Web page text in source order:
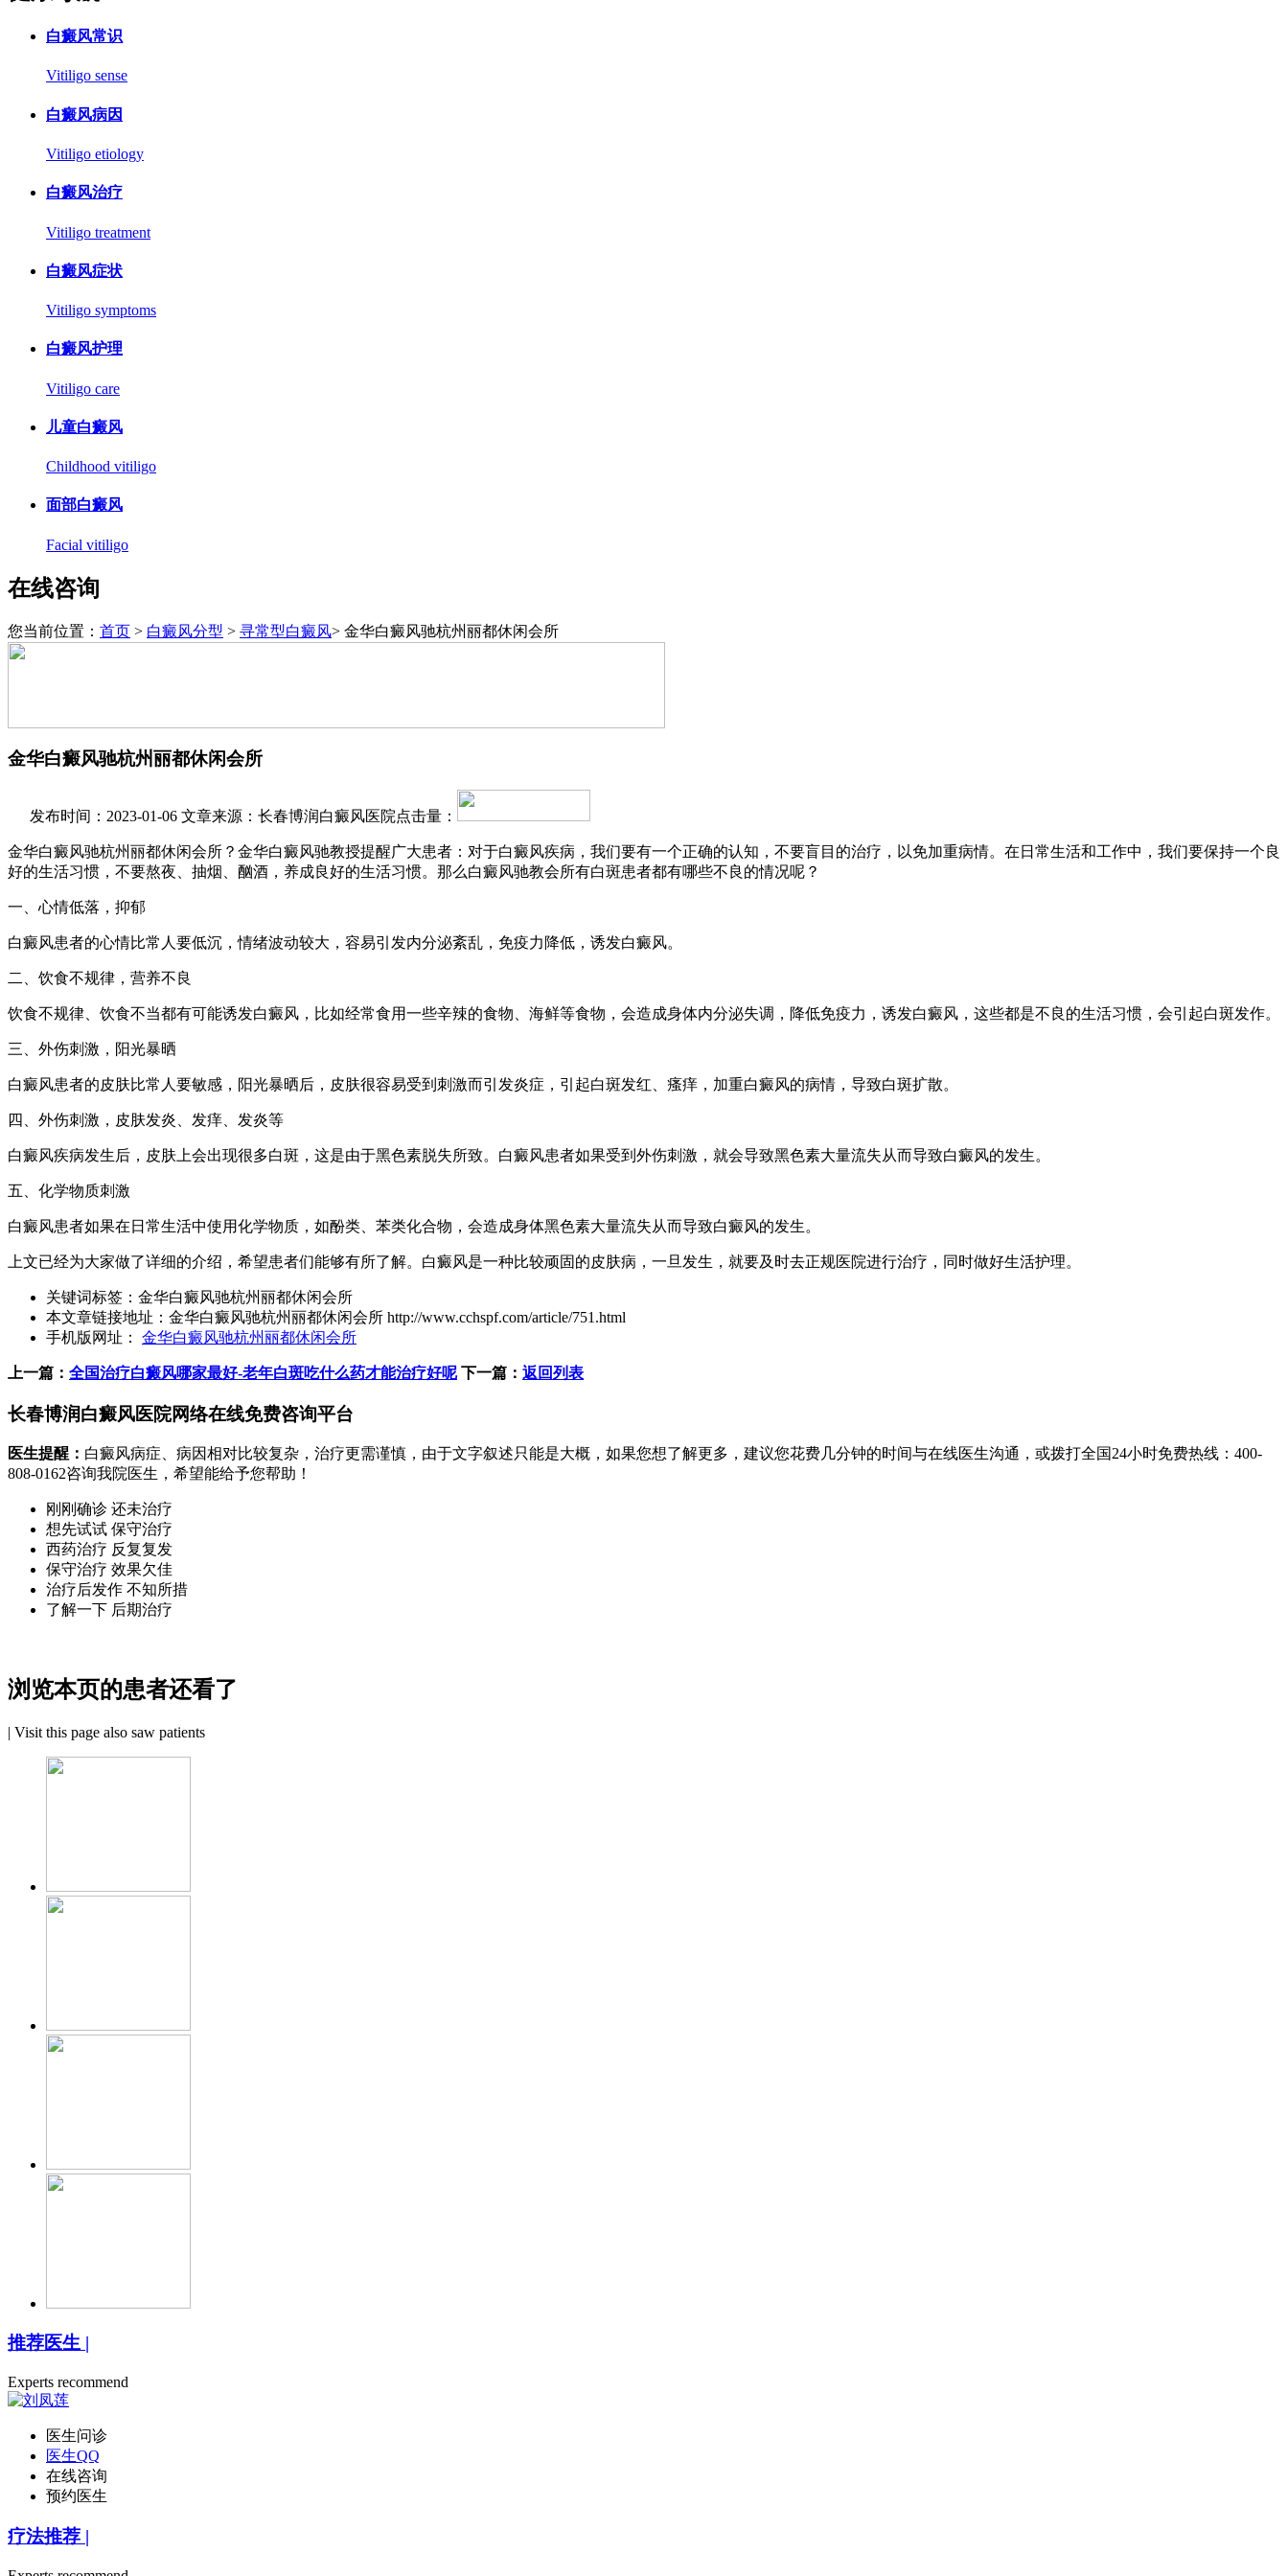
白癜风常识
Vitiligo sense
白癜风病因
Vitiligo etiology
白癜风治疗
Vitiligo treatment
白癜风症状
Vitiligo symptoms
白癜风护理
Vitiligo care
儿童白癜风
Childhood vitiligo
面部白癜风
Facial vitiligo
在线咨询
您当前位置： 首页 > 白癜风分型 > 寻常型白癜风> 金华白癜风驰杭州丽都休闲会所
金华白癜风驰杭州丽都休闲会所
发布时间：2023-01-06 文章来源：长春博润白癜风医院点击量：
金华白癜风驰杭州丽都休闲会所？金华白癜风驰教授提醒广大患者：对于白癜风疾病，我们要有一个正确的认知，不要盲目的治疗，以免加重病情。在日常生活和工作中，我们要保持一个良
好的生活习惯，不要熬夜、抽烟、酗酒，养成良好的生活习惯。那么白癜风驰教会所有白斑患者都有哪些不良的情况呢？
一、心情低落，抑郁
白癜风患者的心情比常人要低沉，情绪波动较大，容易引发内分泌紊乱，免疫力降低，诱发白癜风。
二、饮食不规律，营养不良
饮食不规律、饮食不当都有可能诱发白癜风，比如经常食用一些辛辣的食物、海鲜等食物，会造成身体内分泌失调，降低免疫力，诱发白癜风，这些都是不良的生活习惯，会引起白斑发作。
三、外伤刺激，阳光暴晒
白癜风患者的皮肤比常人要敏感，阳光暴晒后，皮肤很容易受到刺激而引发炎症，引起白斑发红、瘙痒，加重白癜风的病情，导致白斑扩散。
四、外伤刺激，皮肤发炎、发痒、发炎等
白癜风疾病发生后，皮肤上会出现很多白斑，这是由于黑色素脱失所致。白癜风患者如果受到外伤刺激，就会导致黑色素大量流失从而导致白癜风的发生。
五、化学物质刺激
白癜风患者如果在日常生活中使用化学物质，如酚类、苯类化合物，会造成身体黑色素大量流失从而导致白癜风的发生。
上文已经为大家做了详细的介绍，希望患者们能够有所了解。白癜风是一种比较顽固的皮肤病，一旦发生，就要及时去正规医院进行治疗，同时做好生活护理。
关键词标签： 金华白癜风驰杭州丽都休闲会所
本文章链接地址： 金华白癜风驰杭州丽都休闲会所 http://www.cchspf.com/article/751.html
手机版网址：
金华白癜风驰杭州丽都休闲会所
上一篇： 全国治疗白癜风哪家最好-老年白斑吃什么药才能治疗好呢 下一篇： 返回列表
长春博润白癜风医院网络在线免费咨询平台
医生提醒： 白癜风病症、病因相对比较复杂，治疗更需谨慎，由于文字叙述只能是大概，如果您想了解更多，建议您花费几分钟的时间与在线医生沟通，或拨打全国24小时免费热线： 400-
808-0162咨询我院医生，希望能给予您帮助！
刚刚确诊 还未治疗
想先试试 保守治疗
西药治疗 反复复发
保守治疗 效果欠佳
治疗后发作 不知所措
了解一下 后期治疗
浏览本页的患者还看了
| Visit this page also saw patients
推荐医生 |
Experts recommend
医生问诊
医生QQ
在线咨询
预约医生
疗法推荐 |